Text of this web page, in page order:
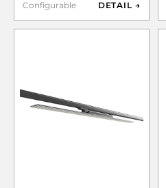
Configurable DETAIL →